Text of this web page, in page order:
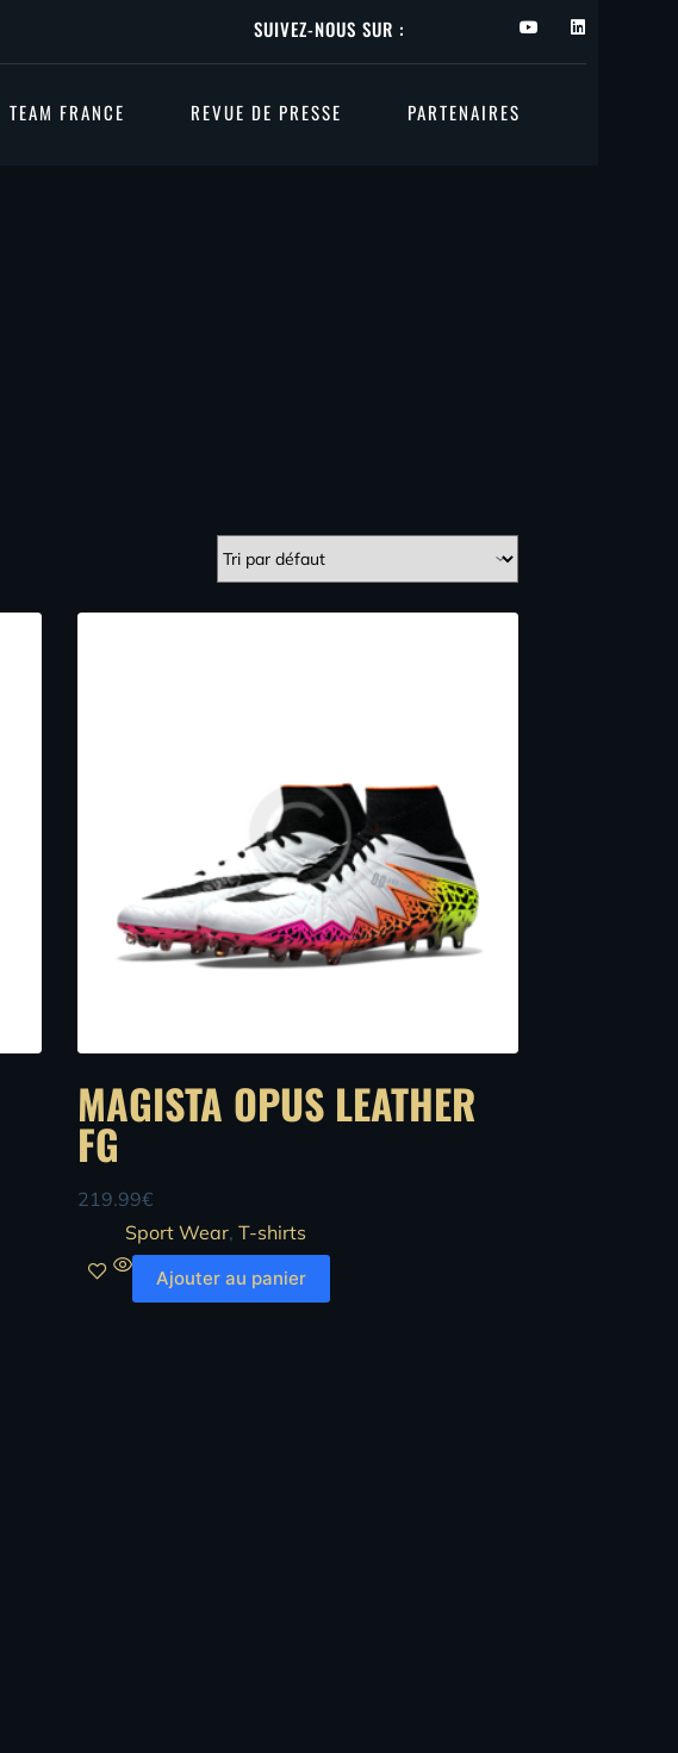
SUIVEZ-NOUS SUR :
TEAM FRANCE REVUE DE PRESSE PARTENAIRES
MAGISTA OPUS LEATHER
FG
219.99€
Sport Wear, T-shirts
Ajouter au panier